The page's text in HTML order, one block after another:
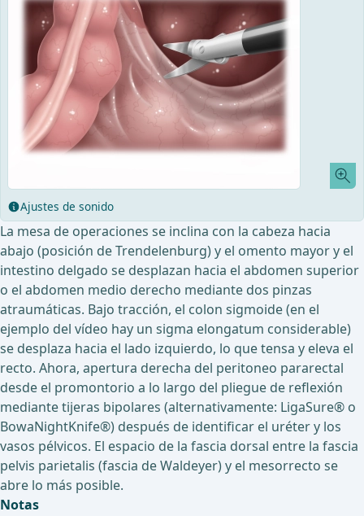
Ajustes de sonido
La mesa de operaciones se inclina con la cabeza hacia
abajo (posición de Trendelenburg) y el omento mayor y el
intestino delgado se desplazan hacia el abdomen superior
o el abdomen medio derecho mediante dos pinzas
atraumáticas. Bajo tracción, el colon sigmoide (en el
ejemplo del vídeo hay un sigma elongatum considerable)
se desplaza hacia el lado izquierdo, lo que tensa y eleva el
recto. Ahora, apertura derecha del peritoneo pararectal
desde el promontorio a lo largo del pliegue de reflexión
mediante tijeras bipolares (alternativamente: LigaSure® o
BowaNightKnife®) después de identificar el uréter y los
vasos pélvicos. El espacio de la fascia dorsal entre la fascia
pelvis parietalis (fascia de Waldeyer) y el mesorrecto se
abre lo más posible.
Notas